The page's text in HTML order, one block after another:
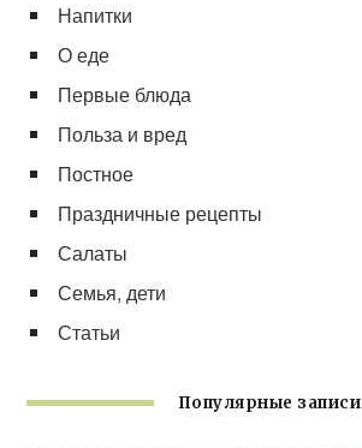
Напитки
О еде
Первые блюда
Польза и вред
Постное
Праздничные рецепты
Салаты
Семья, дети
Статьи
Популярные записи